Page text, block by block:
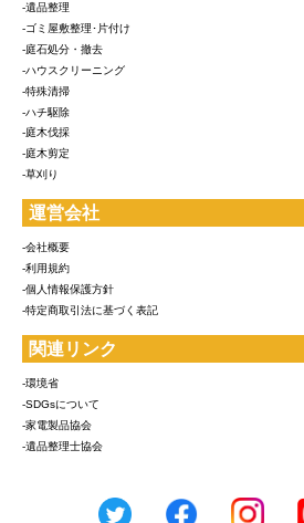
-遺品整理
-ゴミ屋敷整理･片付け
-庭石処分・撤去
-ハウスクリーニング
-特殊清掃
-ハチ駆除
-庭木伐採
-庭木剪定
-草刈り
運営会社
-会社概要
-利用規約
-個人情報保護方針
-特定商取引法に基づく表記
関連リンク
-環境省
-SDGsについて
-家電製品協会
-遺品整理士協会